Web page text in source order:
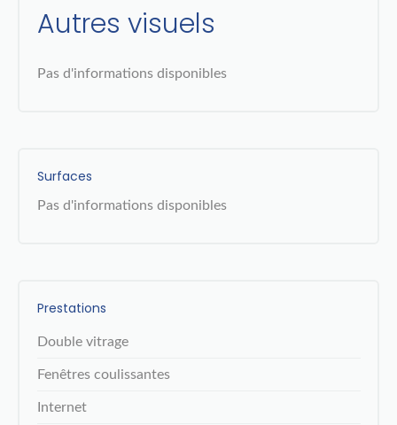
Autres visuels
Pas d'informations disponibles
Surfaces
Pas d'informations disponibles
Prestations
Double vitrage
Fenêtres coulissantes
Internet